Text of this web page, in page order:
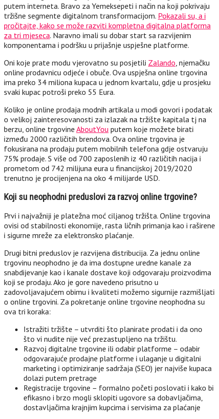
putem interneta. Bravo za Yemeksepeti i način na koji pokrivaju
tržišne segmente digitalnom transformacijom. Pokazali su, a i
pročitajte, kako se može razviti kompletna digitalna platforma
za tri mjeseca. Naravno imali su dobar start sa razvijenim
komponentama i podršku u prijašnje uspješne platforme.
Oni koje prate modu vjerovatno su posjetili Zalando , njemačku
online prodavnicu odjeće i obuče. Ova uspješna online trgovina
ima preko 34 miliona kupaca u jednom kvartalu, gdje u prosjeku
svaki kupac potroši preko 55 Eura.
Koliko je online prodaja modnih artikala u modi govori i podatak
o velikoj zainteresovanosti za izlazak na tržište kapitala tj na
berzu, online trgovine AboutYou putem koje možete birati
između 2000 različitih brendova. Ova online trgovina je
fokusirana na prodaju putem mobilnih telefona gdje ostvaruju
75% prodaje. S više od 700 zaposlenih iz 40 različitih nacija i
prometom od 742 milijuna eura u financijskoj 2019/2020
trenutno je procijenjena na oko 4 milijarde USD.
Koji su neophodni preduslovi za razvoj online trgovine?
Prvi i najvažniji je platežna moć ciljanog tržišta. Online trgovina
ovisi od stabilnosti ekonomije, rasta ličnih primanja kao i raširene
i sigurne mreže za elektronsko plaćanje.
Drugi bitni preduslov je razvijena distribucija. Za jednu online
trgovinu neophodno je da ima dostupne uredne kanale za
snabdijevanje kao i kanale dostave koji odgovaraju proizvodima
koji se prodaju. Ako je gore navedeno prisutno u
zadovoljavajućem obimu i kvaliteti možemo sigurnije razmišljati
o online trgovini. Za pokretanje online trgovine neophodna su
ova tri koraka:
Istražiti tržište – utvrditi što planirate prodati i da ono
što vi nudite nije već prezastupljeno na tržištu.
Razvoj digitalne trgovine ili odabir platforme – odabir
odgovarajuće prodajne platforme i ulaganje u digitalni
marketing i optimiziranje sadržaja (SEO) jer najviše kupaca
dolazi putem pretrage
Registracije trgovine – formalno početi poslovati i kako bi
efikasno i brzo mogli sklopiti ugovore sa dobavljačima,
dostavljačima krajnjim kupcima i servisima za plaćanje